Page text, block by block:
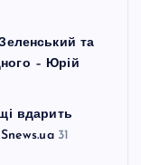
та
– Юрій
вдарить
31